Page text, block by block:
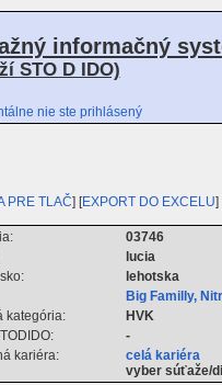
informačný
STO D IDO)
nie ste prihlásený
PRE TLAČ] [EXPORT DO EXCELU]
03746
lucia
lehotska
Big Familly,
kategória:
HVK
-
kariéra:
celá kariéra
vyber súťaže/